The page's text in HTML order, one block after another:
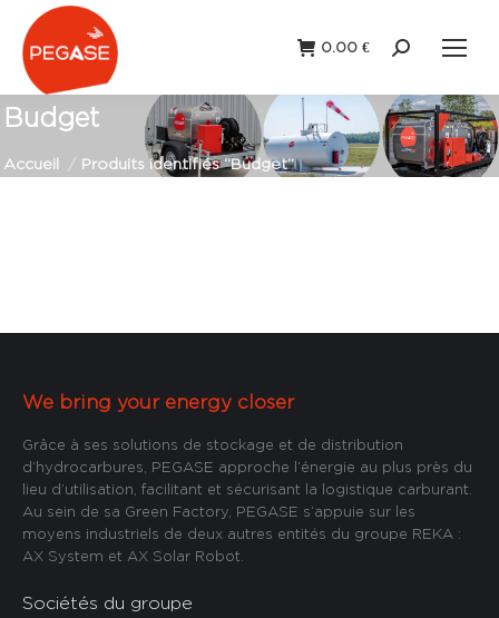
0.00 €
Recherche
Budget
Vous êtes ici :
Accueil Produits identifiés “Budget”
We bring your energy closer
Grâce à ses solutions de stockage et de distribution
d’hydrocarbures, PEGASE approche l’énergie au plus près du
lieu d’utilisation, facilitant et sécurisant la logistique carburant.
Au sein de sa Green Factory, PEGASE s’appuie sur les
moyens industriels de deux autres entités du groupe REKA :
AX System et AX Solar Robot.
Sociétés du groupe